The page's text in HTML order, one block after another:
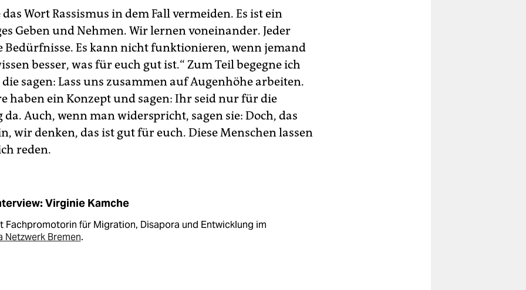
Wort Rassismus in dem Fall vermeiden. Es ist ein
Geben und Nehmen. Wir lernen voneinander. Jeder
Bedürfnisse. Es kann nicht funktionieren, wenn jemand
besser, was für euch gut ist.“ Zum Teil begegne ich
sagen: Lass uns zusammen auf Augenhöhe arbeiten.
haben ein Konzept und sagen: Ihr seid nur für die
da. Auch, wenn man widerspricht, sagen sie: Doch, das
wir denken, das ist gut für euch. Diese Menschen lassen
reden.
Virginie Kamche
Fachpromotorin für Migration, Disapora und Entwicklung im
Netzwerk Bremen.